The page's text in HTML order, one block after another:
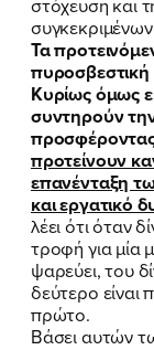
ΕΡΓΟ
Τα
Κυρίως όμως
συντηρούν
προτείνουν
επανένταξη
και εργατικό
λέει ότι όταν
τροφή για μία
ψαρεύει, του
δεύτερο είναι
πρώτο.
Βάσει αυτών